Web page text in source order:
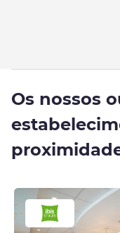
Os nossos